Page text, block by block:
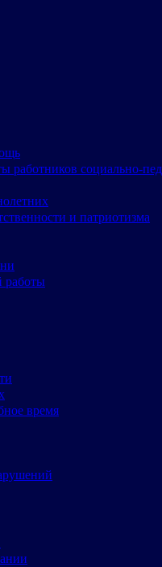
работников социально-
и патриотизма
работы
время